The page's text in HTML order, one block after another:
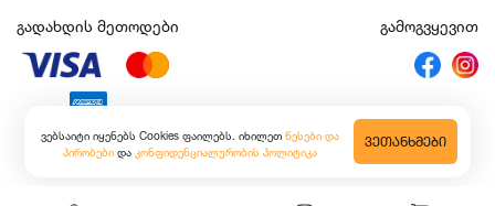
ვებსაიტი იყენებს Cookies ფაილებს. იხილეთ წესები და
პირობები და კონფიდენციალურობის პოლიტიკა
ᲕᲔᲗᲐᲜᲮᲛᲔᲑᲘ
გადახდის მეთოდები გამოგვყევით